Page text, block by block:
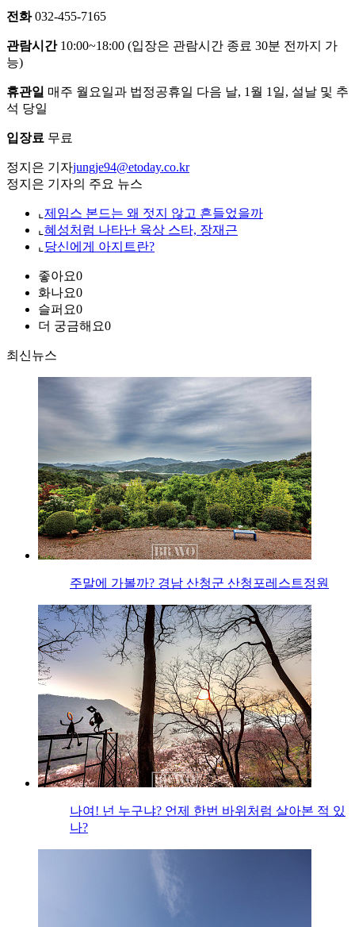
전화032-455-7165
관람시간10:00~18:00 (입장은 관람시간 종료 30분 전까지 가
능)
휴관일 매주 월요일과 법정공휴일 다음 날, 1월 1일, 설날 및 추
석 당일
입장료 무료
정지은 기자jungje94@etoday.co.kr
정지은 기자의 주요 뉴스
⌞ 제임스 본드는 왜 젓지 않고 흔들었을까
⌞ 혜성처럼 나타난 육상 스타, 장재근
⌞ 당신에게 아지트란?
좋아요0
화나요0
슬퍼요0
더 궁금해요0
최신뉴스
주말에 가볼까? 경남 산청군 산청포레스트정원
나여! 넌 누구냐? 언제 한번 바위처럼 살아본 적 있
나?